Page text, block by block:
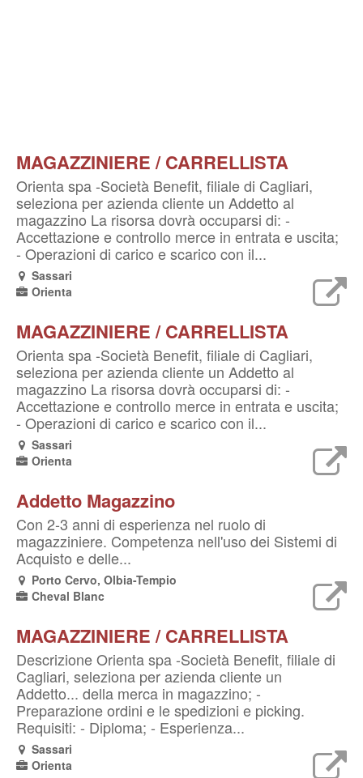
MAGAZZINIERE / CARRELLISTA
Orienta spa -Società Benefit, filiale di Cagliari,
seleziona per azienda cliente un Addetto al
magazzino La risorsa dovrà occuparsi di: -
Accettazione e controllo merce in entrata e uscita;
- Operazioni di carico e scarico con il...
Sassari
Orienta
MAGAZZINIERE / CARRELLISTA
Orienta spa -Società Benefit, filiale di Cagliari,
seleziona per azienda cliente un Addetto al
magazzino La risorsa dovrà occuparsi di: -
Accettazione e controllo merce in entrata e uscita;
- Operazioni di carico e scarico con il...
Sassari
Orienta
Addetto Magazzino
Con 2-3 anni di esperienza nel ruolo di
magazziniere. Competenza nell'uso dei Sistemi di
Acquisto e delle...
Porto Cervo, Olbia-Tempio
Cheval Blanc
MAGAZZINIERE / CARRELLISTA
Descrizione Orienta spa -Società Benefit, filiale di
Cagliari, seleziona per azienda cliente un
Addetto... della merca in magazzino; -
Preparazione ordini e le spedizioni e picking.
Requisiti: - Diploma; - Esperienza...
Sassari
Orienta